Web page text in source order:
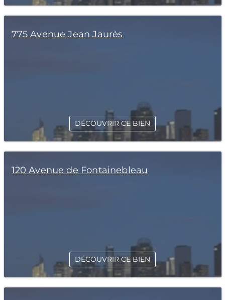
775 Avenue Jean Jaurès
DÉCOUVRIR CE BIEN
120 Avenue de Fontainebleau
DÉCOUVRIR CE BIEN